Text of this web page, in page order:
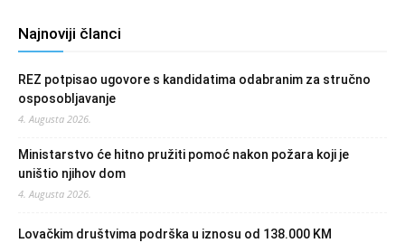
Najnoviji članci
REZ potpisao ugovore s kandidatima odabranim za stručno
osposobljavanje
4. Augusta 2026.
Ministarstvo će hitno pružiti pomoć nakon požara koji je
uništio njihov dom
4. Augusta 2026.
Lovačkim društvima podrška u iznosu od 138.000 KM